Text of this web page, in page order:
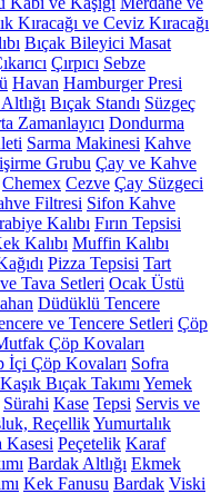
Kıracağı ve Ceviz Kıracağı
Bıçak Bileyici Masat
Çırpıcı Sebze
Havan Hamburger Presi
Bıçak Standı Süzgeç
Zamanlayıcı Dondurma
Sarma Makinesi Kahve
Grubu Çay ve Kahve
Chemex Cezve Çay Süzgeci
Filtresi Sifon Kahve
Kalıbı Fırın Tepsisi
Kalıbı Muffin Kalıbı
Pizza Tepsisi Tart
Tava Setleri Ocak Üstü
Düdüklü Tencere
ve Tencere Setleri Çöp
Çöp Kovaları
İçi Çöp Kovaları Sofra
Bıçak Takımı Yemek
Sürahi Kase Tepsi Servis ve
ReçellikYumurtalık
Kasesi Peçetelik Karaf
Bardak Altlığı Ekmek
Kek Fanusu Bardak Viski